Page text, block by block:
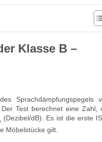
Klasse B –
Sprachdämpfungspegels
Test berechnet eine Zahl,
(Dezibel/dB). Es ist die erste
Möbelstücke gilt.